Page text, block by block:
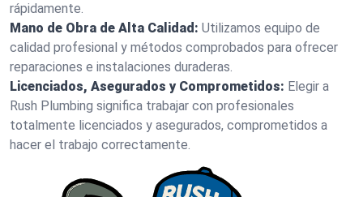
rápidamente.
Mano de Obra de Alta Calidad: Utilizamos equipo de
calidad profesional y métodos comprobados para ofrecer
reparaciones e instalaciones duraderas.
Licenciados, Asegurados y Comprometidos: Elegir a
Rush Plumbing significa trabajar con profesionales
totalmente licenciados y asegurados, comprometidos a
hacer el trabajo correctamente.